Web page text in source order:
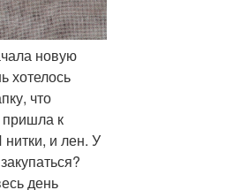
новую
хотелось
что
к
и лен. У
день